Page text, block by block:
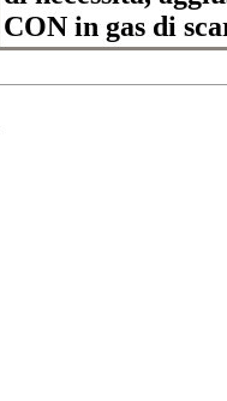
CON in gas di